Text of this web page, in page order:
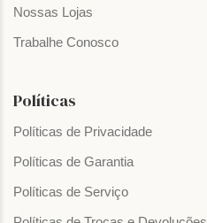
Nossas Lojas
Trabalhe Conosco
Políticas
Políticas de Privacidade
Políticas de Garantia
Políticas de Serviço